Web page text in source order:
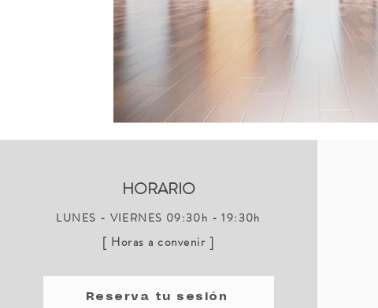
HORARIO
LUNES - VIERNES 09:30h - 19:30h
[ Horas a convenir ]
Reserva tu sesión